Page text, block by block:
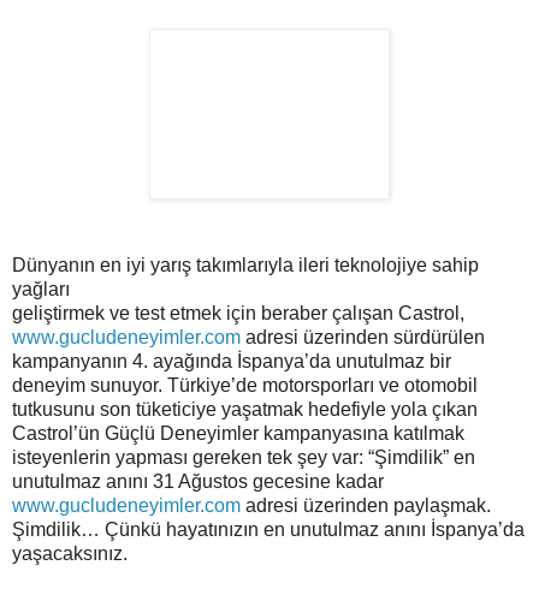
Dünyanın en iyi yarış takımlarıyla ileri teknolojiye sahip
yağları
geliştirmek ve test etmek için beraber çalışan Castrol,
www.gucludeneyimler.com adresi üzerinden sürdürülen
kampanyanın 4. ayağında İspanya’da unutulmaz bir
deneyim sunuyor. Türkiye’de motorsporları ve otomobil
tutkusunu son tüketiciye yaşatmak hedefiyle yola çıkan
Castrol’ün Güçlü Deneyimler kampanyasına katılmak
isteyenlerin yapması gereken tek şey var: “Şimdilik” en
unutulmaz anını 31 Ağustos gecesine kadar
www.gucludeneyimler.com adresi üzerinden paylaşmak.
Şimdilik… Çünkü hayatınızın en unutulmaz anını İspanya’da
yaşacaksınız.